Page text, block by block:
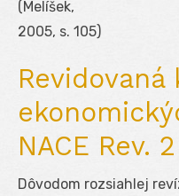
(Melíšek,
2005, s. 105)
NACE Rev. 2
Dôvodom rozsiahlej